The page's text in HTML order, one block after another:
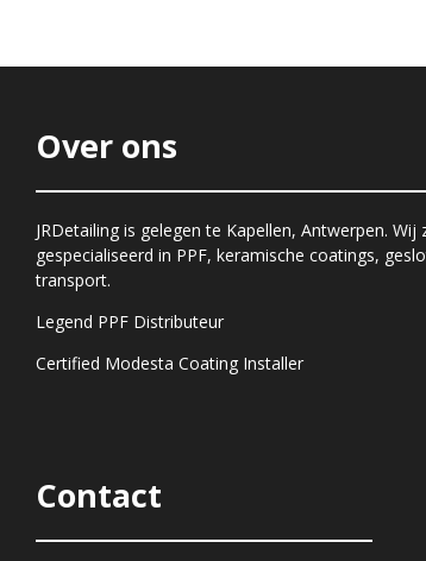
Over ons
JRDetailing is gelegen te Kapellen, Antwerpen. Wij
gespecialiseerd in PPF, keramische coatings,
transport.
Legend PPF Distributeur
Certified Modesta Coating Installer
Contact